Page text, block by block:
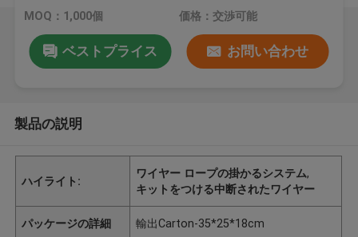
MOQ：1,000個 価格：交渉可能
ベストプライス お問い合わせ
製品の説明
ハイライト:
ワイヤー ロープの掛かるシステム,
キットをつける中断されたワイヤー
パッケージの詳細 輸出Carton-35*25*18cm